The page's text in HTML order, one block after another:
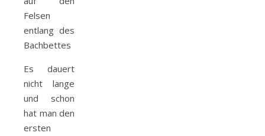
Felsen
entlang des
Bachbettes
Es dauert
nicht lange
und schon
hat man den
ersten